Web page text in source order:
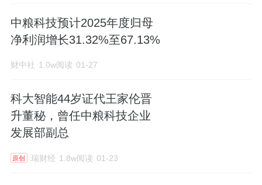
中粮科技预计2025年度归母
净利润增长31.32%至67.13%
财中社 1.0w阅读 01-27
科大智能44岁证代王家伦晋
升董秘，曾任中粮科技企业
发展部副总
原创 瑞财经 1.8w阅读 01-23